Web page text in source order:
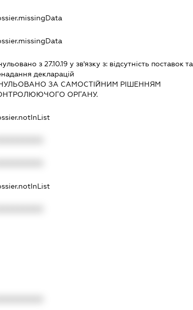
з 27.10.19 у зв'язку з: вiдсутнiсть поставок та
декларацiй
ЗА САМОСТIЙНИМ РIШЕННЯМ
ОРГАНУ.